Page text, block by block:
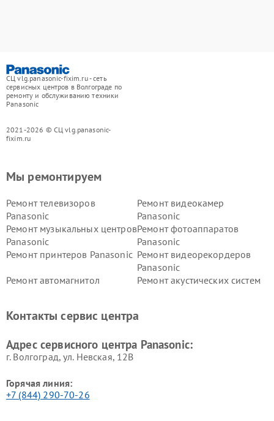
СЦ vlg.panasonic-fixim.ru - сеть
сервисных центров в Волгограде по
ремонту и обслуживанию техники
Panasonic
2021-2026 © СЦ vlg.panasonic-
fixim.ru
Мы ремонтируем
Ремонт телевизоров
Panasonic
Ремонт видеокамер
Panasonic
Ремонт музыкальных центров
Panasonic
Ремонт фотоаппаратов
Panasonic
Ремонт принтеров Panasonic Ремонт видеорекордеров
Panasonic
Ремонт автомагнитол
Ремонт акустических систем
панелей Panasonic
Контакты сервис центра
Адрес сервисного центра Panasonic:
г. Волгоград, ул. Невская, 12В
Горячая линия:
+7 (844) 290-70-26